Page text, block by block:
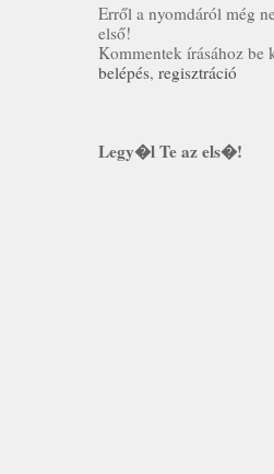
Erről a nyomdáról még
első!
Kommentek írásához be
belépés, regisztráció
Legy�l Te az els�!